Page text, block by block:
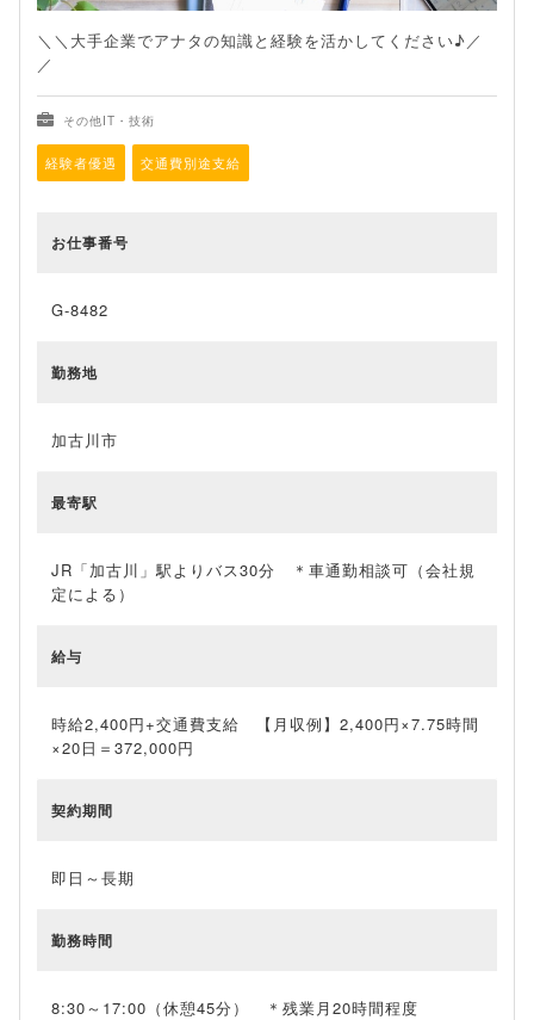
＼＼大手企業でアナタの知識と経験を活かしてください♪／
／
その他IT・技術
経験者優遇 交通費別途支給
お仕事番号
G-8482
勤務地
加古川市
最寄駅
JR「加古川」駅よりバス30分 ＊車通勤相談可（会社規
定による）
給与
時給2,400円+交通費支給 【月収例】2,400円×7.75時間
×20日＝372,000円
契約期間
即日～長期
勤務時間
8:30～17:00（休憩45分） ＊残業月20時間程度